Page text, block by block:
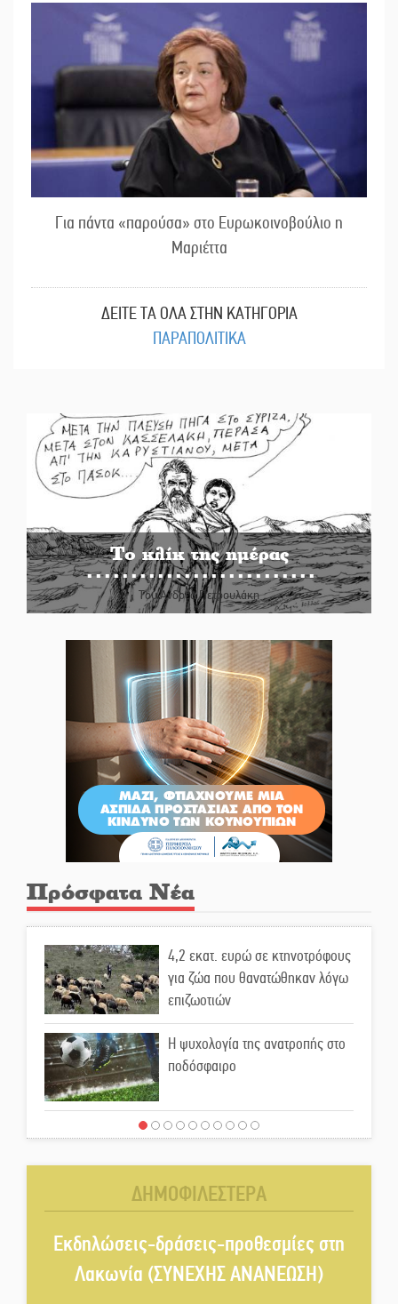
Για πάντα «παρούσα» στο Ευρωκοινοβούλιο η
Μαριέττα
ΔΕΙΤΕ ΤΑ ΟΛΑ ΣΤΗΝ ΚΑΤΗΓΟΡΙΑ
ΠΑΡΑΠΟΛΙΤΙΚΑ
Το κλίκ της ημέρας
Του Ανδρέα Πετρουλάκη
Πρόσφατα Νέα
4,2 εκατ. ευρώ σε κτηνοτρόφους
για ζώα που θανατώθηκαν λόγω
επιζωοτιών
Η ψυχολογία της ανατροπής στο
ποδόσφαιρο
Ένα «ταξίδι» τέχνης και
την τέχνη της πέτρας
ΔΗΜΟΦΙΛΕΣΤΕΡΑ
Εκδηλώσεις-δράσεις-προθεσμίες στη
Λακωνία (ΣΥΝΕΧΗΣ ΑΝΑΝΕΩΣΗ)